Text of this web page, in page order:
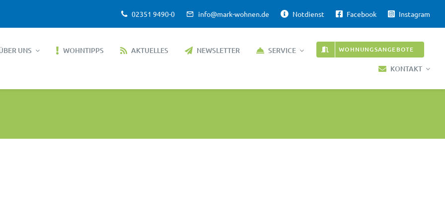
02351 9490-0 info@mark-wohnen.de Notdienst Facebook Instagram
UNS WOHNTIPPS AKTUELLES NEWSLETTER SERVICE WOHNUNGSANGEBOTE
KONTAKT